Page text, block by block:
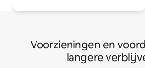
Voorzieningen en
langere